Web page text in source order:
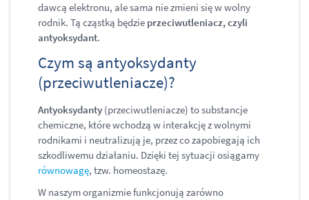
dawcą elektronu, ale sama nie zmieni się w wolny
rodnik. Tą cząstką będzie przeciwutleniacz, czyli
antyoksydant.
Czym są antyoksydanty
(przeciwutleniacze)?
Antyoksydanty (przeciwutleniacze) to substancje
chemiczne, które wchodzą w interakcję z wolnymi
rodnikami i neutralizują je, przez co zapobiegają ich
szkodliwemu działaniu. Dzięki tej sytuacji osiągamy
równowagę, tzw. homeostazę.
W naszym organizmie funkcjonują zarówno